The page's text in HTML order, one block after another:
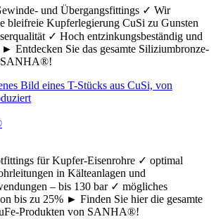
und Übergangsfittings ✓ Wir
bleifreie Kupferlegierung CuSi zu Gunsten
✓ Hoch entzinkungsbeständig und
Entdecken Sie das gesamte Siliziumbronze-
SANHA®!
für Kupfer-Eisenrohre ✓ optimal
in Kälteanlagen und
– bis 130 bar ✓ mögliches
bis zu 25% ► Finden Sie hier die gesamte
Produkten von SANHA®!